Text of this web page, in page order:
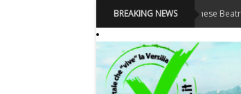
BREAKING NEWS
Festival La Versiliana - La direttrice lucchese Beatrice